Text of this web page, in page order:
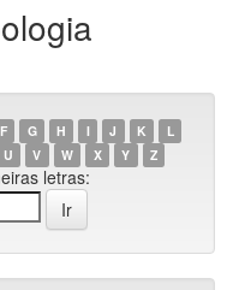
F G H I J K
L
U V W X Y Z
letras: